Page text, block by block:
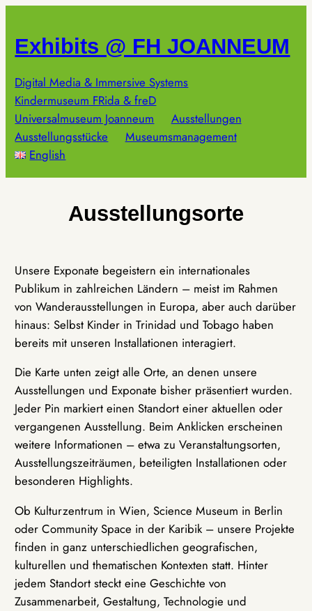
springen
Exhibits @ FH JOANNEUM
Digital Media & Immersive Systems
Kindermuseum FRida & freD
Universalmuseum Joanneum
Ausstellungen
Ausstellungsstücke
Museumsmanagement
English
Ausstellungsorte
Unsere Exponate begeistern ein internationales
Publikum in zahlreichen Ländern – meist im Rahmen
von Wanderausstellungen in Europa, aber auch darüber
hinaus: Selbst Kinder in Trinidad und Tobago haben
bereits mit unseren Installationen interagiert.
Die Karte unten zeigt alle Orte, an denen unsere
Ausstellungen und Exponate bisher präsentiert wurden.
Jeder Pin markiert einen Standort einer aktuellen oder
vergangenen Ausstellung. Beim Anklicken erscheinen
weitere Informationen – etwa zu Veranstaltungsorten,
Ausstellungszeiträumen, beteiligten Installationen oder
besonderen Highlights.
Ob Kulturzentrum in Wien, Science Museum in Berlin
oder Community Space in der Karibik – unsere Projekte
finden in ganz unterschiedlichen geografischen,
kulturellen und thematischen Kontexten statt. Hinter
jedem Standort steckt eine Geschichte von
Zusammenarbeit, Gestaltung, Technologie und